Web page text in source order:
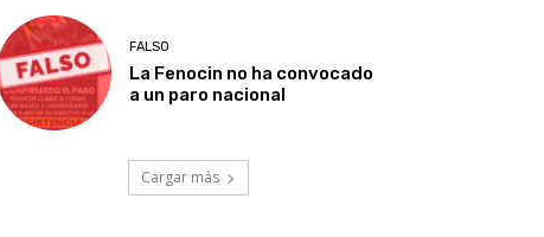
FALSO
La Fenocin no ha convocado
a un paro nacional
Cargar más